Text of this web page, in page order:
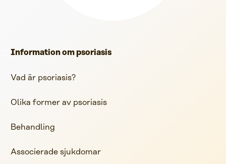
Information om psoriasis
Vad är psoriasis?
Olika former av psoriasis
Behandling
Associerade sjukdomar